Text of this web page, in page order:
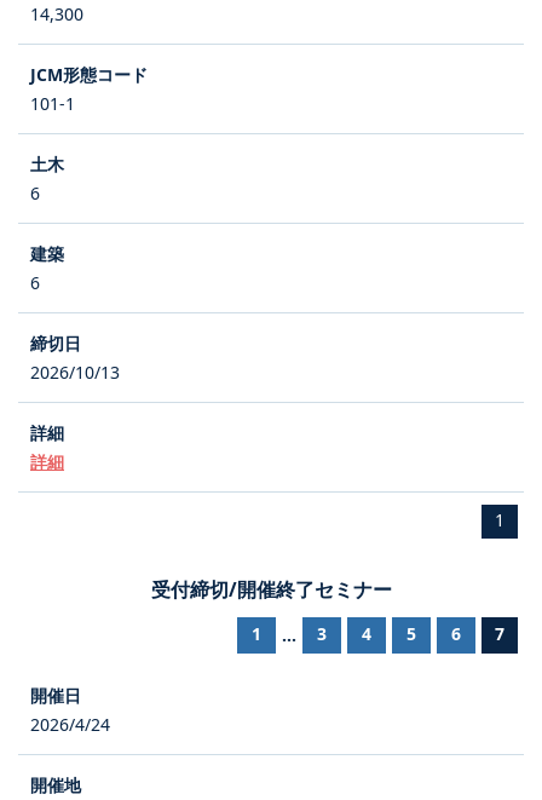
14,300
101-1
6
6
2026/10/13
詳細
1
受付締切/開催終了セミナー
1 ... 3 4 5 6 7
2026/4/24